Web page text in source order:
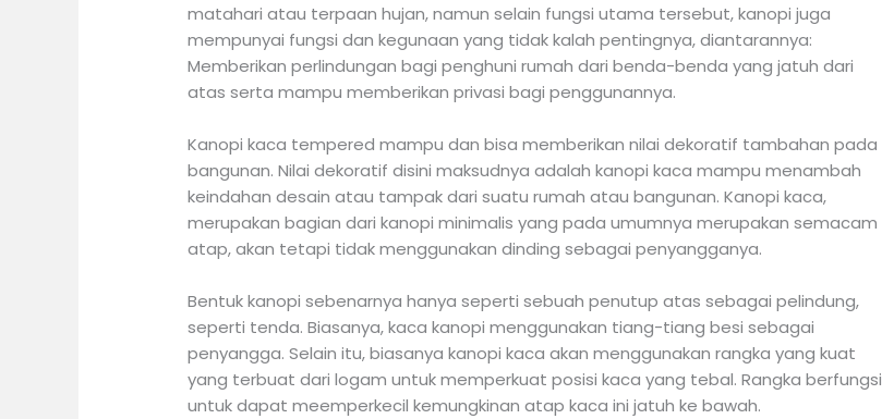
matahari atau terpaan hujan, namun selain fungsi utama tersebut, kanopi juga
mempunyai fungsi dan kegunaan yang tidak kalah pentingnya, diantarannya:
Memberikan perlindungan bagi penghuni rumah dari benda-benda yang jatuh dari
atas serta mampu memberikan privasi bagi penggunannya.
Kanopi kaca tempered mampu dan bisa memberikan nilai dekoratif tambahan pada
bangunan. Nilai dekoratif disini maksudnya adalah kanopi kaca mampu menambah
keindahan desain atau tampak dari suatu rumah atau bangunan. Kanopi kaca,
merupakan bagian dari kanopi minimalis yang pada umumnya merupakan semacam
atap, akan tetapi tidak menggunakan dinding sebagai penyangganya.
Bentuk kanopi sebenarnya hanya seperti sebuah penutup atas sebagai pelindung,
seperti tenda. Biasanya, kaca kanopi menggunakan tiang-tiang besi sebagai
penyangga. Selain itu, biasanya kanopi kaca akan menggunakan rangka yang kuat
yang terbuat dari logam untuk memperkuat posisi kaca yang tebal. Rangka berfungsi
untuk dapat meemperkecil kemungkinan atap kaca ini jatuh ke bawah.